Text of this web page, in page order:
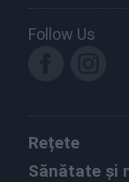
Follow Us
Rețete
Sănătate și